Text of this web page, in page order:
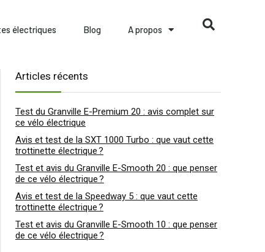
électriques Blog A propos
Articles récents
Test du Granville E-Premium 20 : avis complet sur
ce vélo électrique
Avis et test de la SXT 1000 Turbo : que vaut cette
trottinette électrique ?
Test et avis du Granville E-Smooth 20 : que penser
de ce vélo électrique ?
Avis et test de la Speedway 5 : que vaut cette
trottinette électrique ?
Test et avis du Granville E-Smooth 10 : que penser
de ce vélo électrique ?